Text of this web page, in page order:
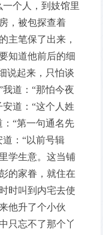
个人，到妓馆里
，被包探查着
主笔保了出来，
知道他前后的细
说起来，只怕谈
道：“那怕今夜
道：“这个人姓
“第一句通名先
：“以前号辑
学生意。这当铺
的家眷，就住在
时叫到内宅去使
他升了个小伙
只忘不了那个丫